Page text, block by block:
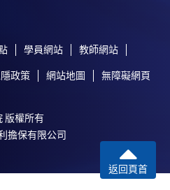
學員網站 教師網站
政策 網站地圖 無障礙網頁
版權所有
擔保有限公司
返回頁首